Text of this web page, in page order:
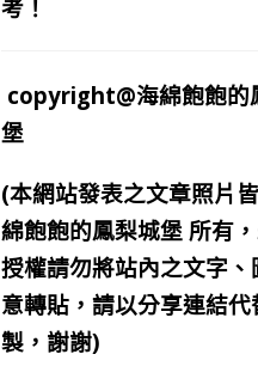
考！
copyright@海綿飽飽的
堡
(本網站發表之文章照片
綿飽飽的鳳梨城堡 所有
授權請勿將站內之文字、
意轉貼，請以分享連結代
製，謝謝)